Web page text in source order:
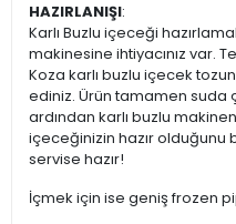
HAZIRLANIŞI:
Karlı Buzlu içeceği
makinesine ihtiyacınız var.
Koza karlı buzlu içecek
ediniz. Ürün tamamen suda
ardından karlı buzlu
içeceğinizin hazır
servise hazır!
İçmek için ise geniş frozen